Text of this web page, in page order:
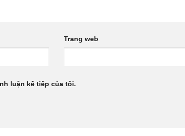
Trang web
luận kế tiếp của tôi.